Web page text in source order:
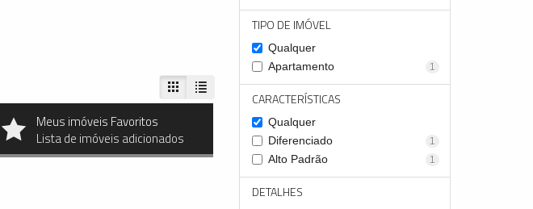
TIPO DE IMÓVEL
Qualquer
Apartamento
1
CARACTERÍSTICAS
Qualquer
Diferenciado
1
Alto Padrão 1
DETALHES
Meus imóveis Favoritos
Lista de imóveis adicionados